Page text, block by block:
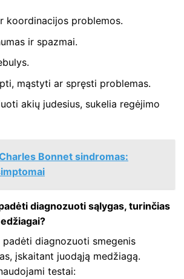
koordinacijos problemos.
ir spazmai.
mąstyti ar spręsti problemas.
akių judesius, sukelia regėjimo
Bonnet sindromas:
diagnozuoti sąlygas, turinčias
padėti diagnozuoti smegenis
įskaitant juodąją medžiagą.
testai: